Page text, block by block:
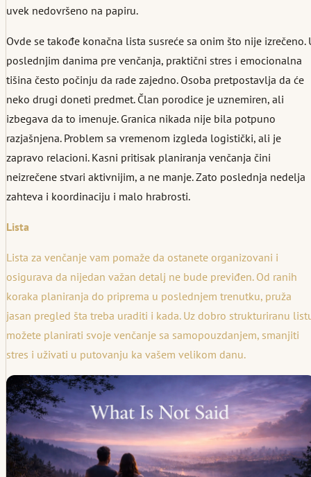
uvek nedovršeno na papiru.
Ovde se takođe konačna lista susreće sa onim što nije izrečeno.
poslednjim danima pre venčanja, praktični stres i emocionalna
tišina često počinju da rade zajedno. Osoba pretpostavlja da će
neko drugi doneti predmet. Član porodice je uznemiren, ali
izbegava da to imenuje. Granica nikada nije bila potpuno
razjašnjena. Problem sa vremenom izgleda logistički, ali je
zapravo relacioni. Kasni pritisak planiranja venčanja čini
neizrečene stvari aktivnijim, a ne manje. Zato poslednja nedelja
zahteva i koordinaciju i malo hrabrosti.
Lista
Lista za venčanje vam pomaže da ostanete organizovani i
osigurava da nijedan važan detalj ne bude previđen. Od ranih
koraka planiranja do priprema u poslednjem trenutku, pruža
jasan pregled šta treba uraditi i kada. Uz dobro strukturiranu
možete planirati svoje venčanje sa samopouzdanjem, smanjiti
stres i uživati u putovanju ka vašem velikom danu.